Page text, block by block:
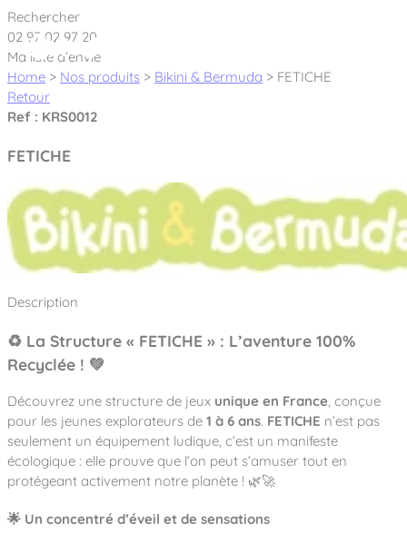
Cookies management panel
Créateur et fabricant d’aires de jeux &
Nos dernières actualités
À propos
Nos engagements
Notre partenariat avec l’association Rêves de clown
Nos Garanties
Notre entreprise
Notre équipe
Nous rejoindre
Aires de jeux Bikini & Bermuda®
Tous nos jeux
Jeux inclusifs
Jeux recyclés
Nos univers
Sport & Fitness Sport&Co®
Agrès fitness
Parcours de santé
Stadium Arena
Street workout
Équipements sportifs
Mobilier & accessoires
Mobilier urbain
Accessoires ludiques
Nos clients
Collectivités
Établissements scolaires
Notre expertise
Des aires intergénérationnelles de
Rechercher
02 97 02 97 20
Ma liste d’envie
Home > Nos produits > Bikini & Bermuda > FETICHE
Retour
Ref : KRS0012
FETICHE
Description
♻️ La Structure « FETICHE » : L’aventure 100%
Recyclée ! 💚
Découvrez une structure de jeux unique en France, conçue
pour les jeunes explorateurs de 1 à 6 ans. FETICHE n’est pas
seulement un équipement ludique, c’est un manifeste
écologique : elle prouve que l’on peut s’amuser tout en
protégeant activement notre planète ! 🌿🚀
🌟 Un concentré d’éveil et de sensations